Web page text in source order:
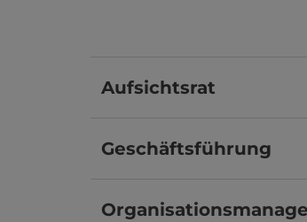
Aufsichtsrat
Geschäftsführung